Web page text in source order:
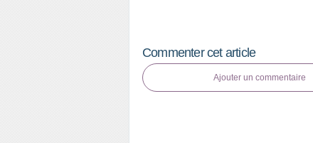
Commenter cet article
Ajouter un commentaire